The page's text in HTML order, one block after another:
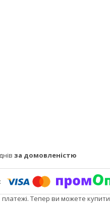
за домовленістю
платежі. Тепер ви можете